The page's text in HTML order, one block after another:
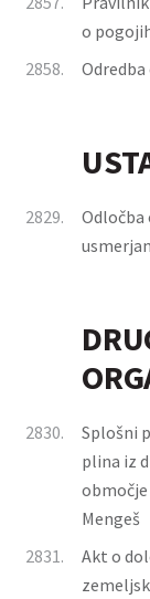
o
2858.
2829.
Odločba
2830.
Splošni
plina iz
območje
Mengeš
2831.
Akt o